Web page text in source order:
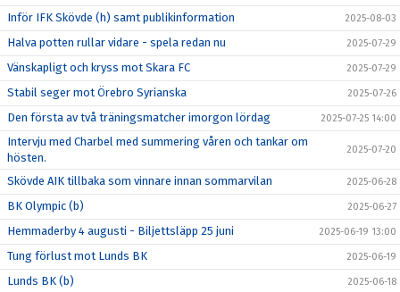
Inför IFK Skövde (h) samt publikinformation 2025-08-03
Halva potten rullar vidare - spela redan nu 2025-07-29
Vänskapligt och kryss mot Skara FC 2025-07-29
Stabil seger mot Örebro Syrianska 2025-07-26
Den första av två träningsmatcher imorgon lördag 2025-07-25 14:00
Intervju med Charbel med summering våren och tankar om
hösten.
2025-07-20
Skövde AIK tillbaka som vinnare innan sommarvilan 2025-06-28
BK Olympic (b) 2025-06-27
Hemmaderby 4 augusti - Biljettsläpp 25 juni 2025-06-19 13:00
Tung förlust mot Lunds BK 2025-06-19
Lunds BK (b) 2025-06-18